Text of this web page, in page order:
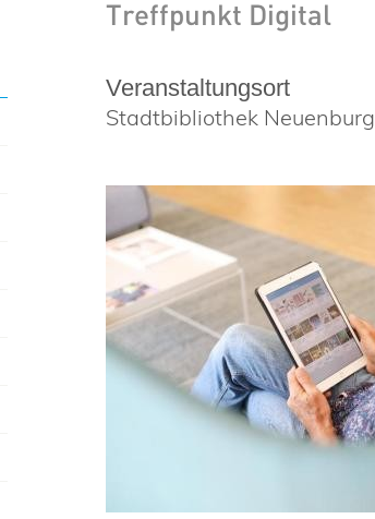
Treffpunkt Digital
Veranstaltungsort
Stadtbibliothek Neuenburg